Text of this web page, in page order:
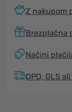
Z nakupom
Brezplačna
Načini
DPD, GLS